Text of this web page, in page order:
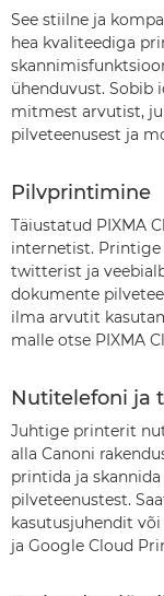
See stiilne ja
hea kvaliteediga
ühenduvust. Sobib
mitmest arvutist,
pilveteenusest ja
Pilvprintimine
Täiustatud PIXMA
internetist. Printige
twitterist ja
dokumente
ilma arvutit
malle otse PIXMA
Nutitelefoni ja
Juhtige printerit
alla Canoni
printida ja
pilveteenustest.
kasutusjuhendit
ja Google Cloud